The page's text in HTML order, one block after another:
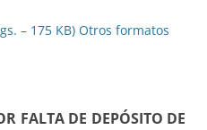
– 175 KB) Otros formatos
FALTA DE DEPÓSITO DE